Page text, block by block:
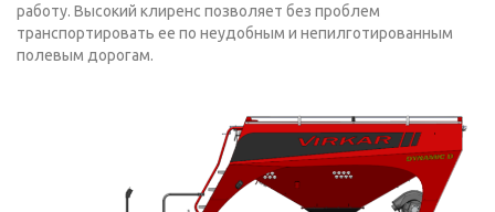
работу. Высокий клиренс позволяет без проблем
транспортировать ее по неудобным и непилготированным
полевым дорогам.